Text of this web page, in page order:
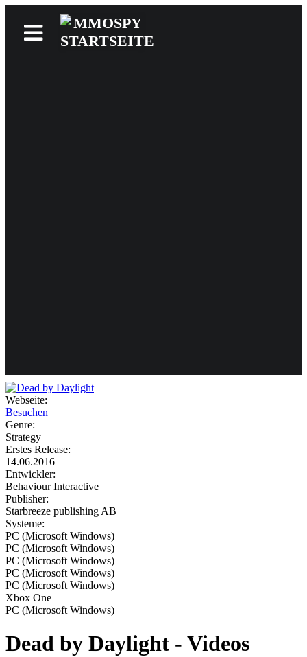
Webseite:
Besuchen
Genre:
Strategy
Erstes Release:
14.06.2016
Entwickler:
Behaviour Interactive
Publisher:
Starbreeze publishing AB
Systeme:
PC (Microsoft Windows)
PC (Microsoft Windows)
PC (Microsoft Windows)
PC (Microsoft Windows)
PC (Microsoft Windows)
Xbox One
PC (Microsoft Windows)
Dead by Daylight - Videos